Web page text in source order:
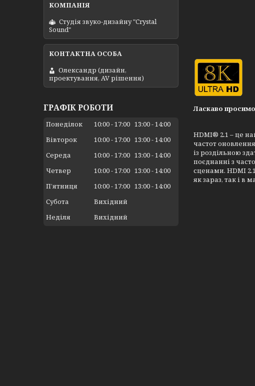
Ласкаво просимо
HDMI® 2.1 – це
частот
із роздільною
поєднанні з
сценами. HDMI
як зараз, так і в
Студія звуко-дизайну "Crystal
Sound"
Олександр (дизайн,
проектування, AV рішення)
ГРАФІК РОБОТИ
Понеділок 10:00 17:00 13:00 14:00
Вівторок
10:00 17:00 13:00 14:00
Середа
10:00 17:00 13:00 14:00
Четвер
10:00 17:00 13:00 14:00
Пʼятниця
10:00 17:00 13:00 14:00
Субота
Вихідний
Неділя
Вихідний